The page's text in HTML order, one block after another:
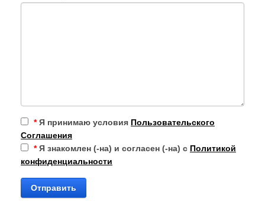
*Я принимаю условия Пользовательского
Соглашения
*Я знакомлен (-на) и согласен (-на) с Политикой
конфиденциальности
Отправить